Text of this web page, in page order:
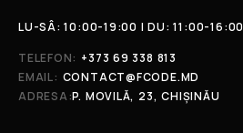
LU-SÂ: 10:00-19:00 | DU: 11:00-16:00
TELEFON: +373 69 338 813
EMAIL: CONTACT@FCODE.MD
ADRESA:P. MOVILĂ, 23, CHIȘINĂU